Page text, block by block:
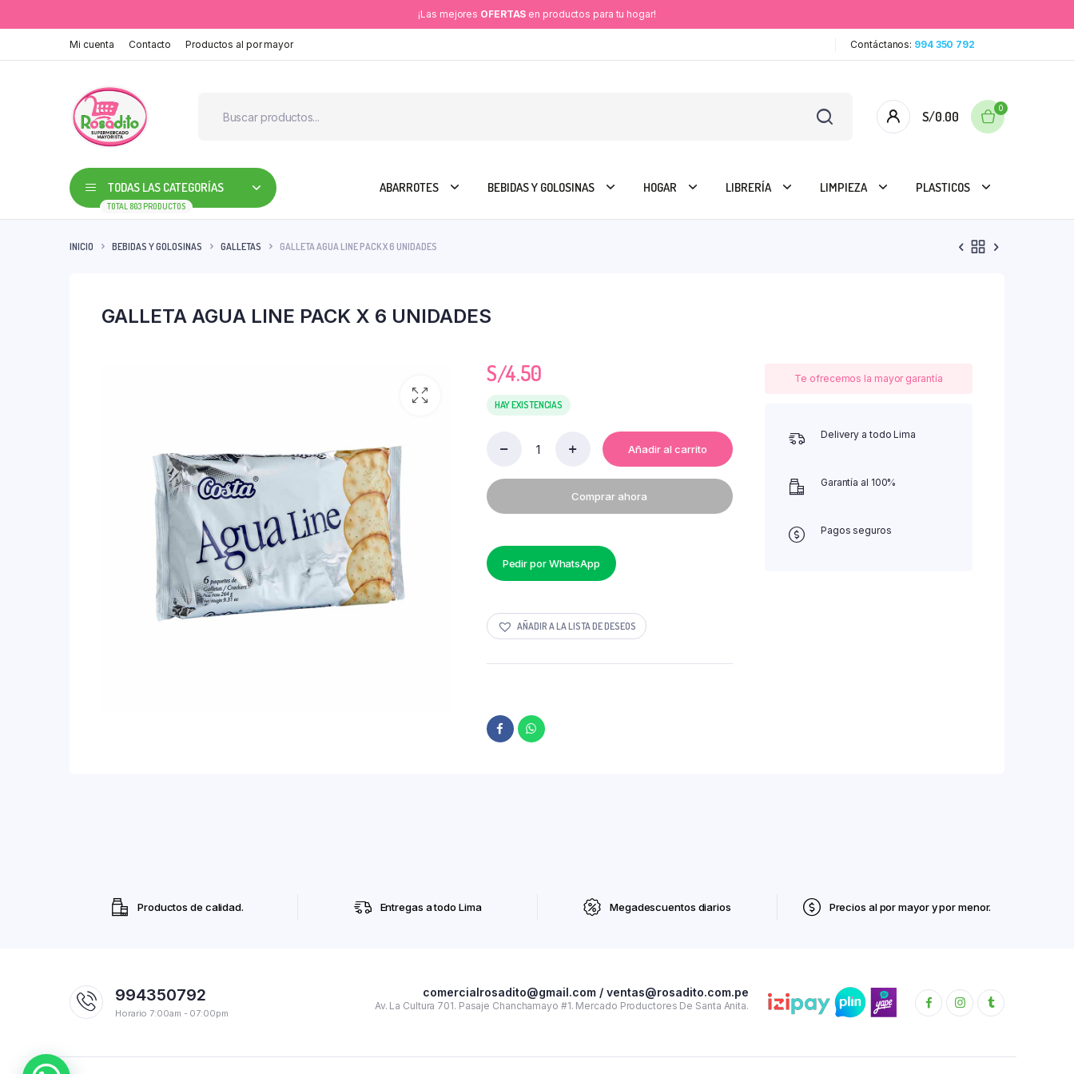
¡Las mejores OFERTAS en productos para tu hogar!
Mi cuenta Contacto Productos al por mayor Contáctanos: 994 350 792
S/0.00
0
TODAS LAS CATEGORÍAS
TOTAL 803 PRODUCTOS
ABARROTES BEBIDAS Y GOLOSINAS HOGAR LIBRERÍA LIMPIEZA PLASTICOS
INICIO BEBIDAS Y GOLOSINAS GALLETAS GALLETA AGUA LINE PACK X 6 UNIDADES
GALLETA AGUA LINE PACK X 6 UNIDADES
S/4.50
HAY EXISTENCIAS
LINE
PACK
UNIDADES
quantity
Añadir al carrito
Comprar ahora
Pedir por WhatsApp
AÑADIR A LA LISTA DE DESEOS
Te ofrecemos la mayor garantía
Delivery a todo Lima
Garantía al 100%
Pagos seguros
Productos de calidad. Entregas a todo Lima Megadescuentos diarios Precios al por mayor y por menor.
994350792
Horario 7:00am - 07:00pm
comercialrosadito@gmail.com / ventas@rosadito.com.pe
Av. La Cultura 701. Pasaje Chanchamayo #1. Mercado Productores De Santa Anita.